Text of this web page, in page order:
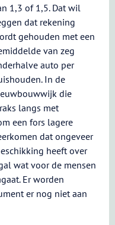
1,3 of 1,5. Dat wil
dat rekening
gehouden met een
van zeg
auto per
In de
die
langs met
een fors lagere
dat ongeveer
heeft over
wat voor de mensen
Er worden
er nog niet aan